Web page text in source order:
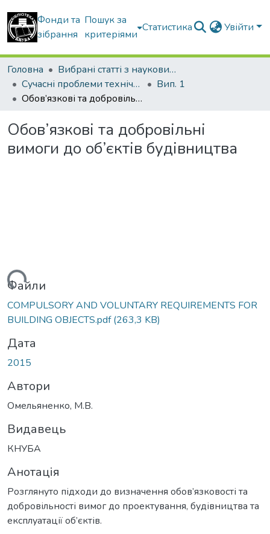
Фонди та
зібрання
Пошук за
критеріями
Статистика Увійти
Головна
Вибрані статті з наукових збірників КНУБА
Сучасні проблеми технічного регулювання у будівництві
Вип. 1
Обов’язкові та добровільні вимоги до об’єктів будівництва
Обов’язкові та добровільні
вимоги до об’єктів будівництва
Вантажиться...
Файли
COMPULSORY AND VOLUNTARY REQUIREMENTS FOR
BUILDING OBJECTS.pdf(263,3 KB)
Дата
2015
Автори
Омельяненко, М.В.
Видавець
КНУБА
Анотація
Розглянуто підходи до визначення обов’язковості та
добровільності вимог до проектування, будівництва та
експлуатації об’єктів.